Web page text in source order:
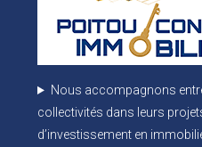
Nous accompagnons
collectivités dans leurs
d’investissement en